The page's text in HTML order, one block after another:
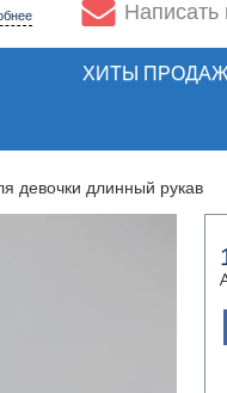
Написать
ХИТЫ ПРОДАЖ
девочки длинный рукав